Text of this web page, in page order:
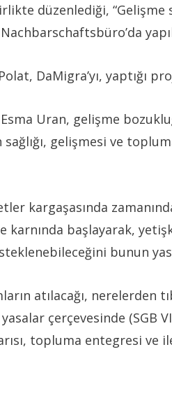
düzenlediği,
DaMigra’yı, yaptığı
Uran, gelişme
sağlığı, gelişmesi ve
kargaşasında
karnında başlayarak,
bunun
atılacağı,
çerçevesinde
topluma entegresi